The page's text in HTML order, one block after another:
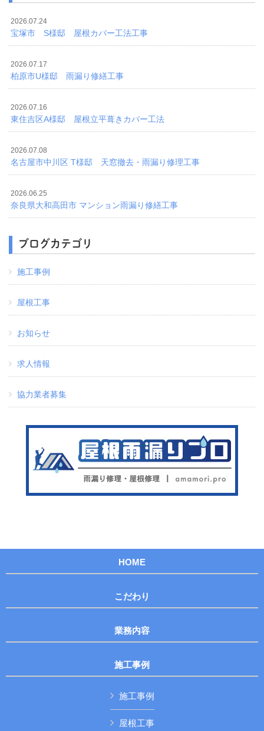
2026.07.24
宝塚市 S様邸 屋根カバー工法工事
2026.07.17
柏原市U様邸 雨漏り修繕工事
2026.07.16
東住吉区A様邸 屋根立平葺きカバー工法
2026.07.08
名古屋市中川区 T様邸 天窓撤去・雨漏り修理工事
2026.06.25
奈良県大和高田市 マンション雨漏り修繕工事
ブログカテゴリ
施工事例
屋根工事
お知らせ
求人情報
協力業者募集
HOME
こだわり
業務内容
施工事例
施工事例
屋根工事